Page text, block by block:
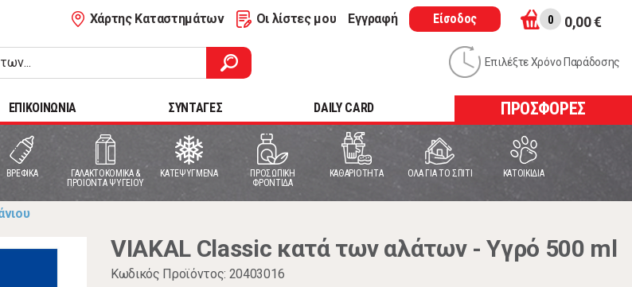
Χάρτης Καταστημάτων Οι λίστες μου Εγγραφή Είσοδος 0 0,00 €
Επιλέξτε Χρόνο Παράδοσης
ΕΠΙΚΟΙΝΩΝΙΑ ΣΥΝΤΑΓΕΣ DAILY CARD ΠΡΟΣΦΟΡΕΣ
ΒΡΕΦΙΚΑ
ΓΑΛΑΚΤΟΚΟΜΙΚΑ &
ΠΡΟΙΟΝΤΑ ΨΥΓΕΙΟΥ
ΚΑΤΕΨΥΓΜΕΝΑ
ΠΡΟΣΩΠΙΚΗ
ΦΡΟΝΤΙΔΑ
ΚΑΘΑΡΙΟΤΗΤΑ ΟΛΑ ΓΙΑ ΤΟ ΣΠΙΤΙ ΚΑΤΟΙΚΙΔΙΑ
VIAKAL Classic κατά των αλάτων - Υγρό 500 ml
Κωδικός Προϊόντος: 20403016